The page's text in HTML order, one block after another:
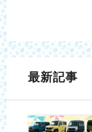
最新記事